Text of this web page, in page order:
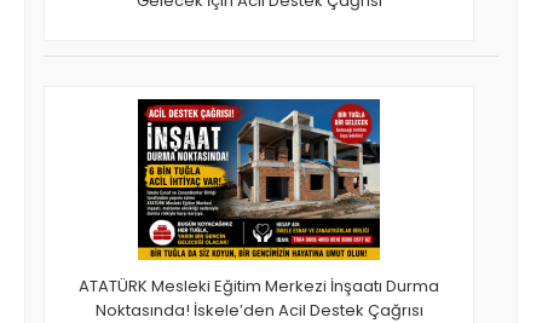
ATATÜRK Mesleki Eğitim Merkezi İnşaatı Durma
Noktasında! İskele’den Acil Destek Çağrısı